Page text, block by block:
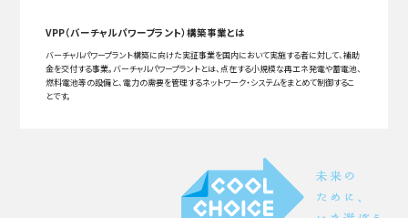
VPP（バーチャルパワープラント）構築事業とは
バーチャルパワープラント構築に向けた実証事業を国内において実施する者に対して、補助
金を交付する事業。バーチャルパワープラントとは、点在する小規模な再エネ発電や蓄電池、
燃料電池等の設備と、電力の需要を管理するネットワーク・システムをまとめて制御するこ
とです。